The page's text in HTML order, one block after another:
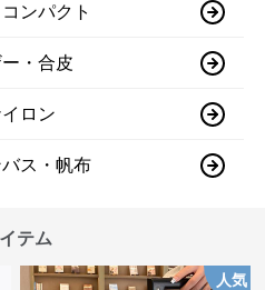
ンパクト
・合皮
ロン
ス・帆布
テム
人気